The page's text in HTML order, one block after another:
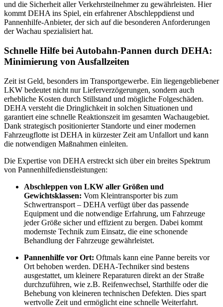
und die Sicherheit aller Verkehrsteilnehmer zu gewährleisten. Hier
kommt DEHA ins Spiel, ein erfahrener Abschleppdienst und
Pannenhilfe-Anbieter, der sich auf die besonderen Anforderungen
der Wachau spezialisiert hat.
Schnelle Hilfe bei Autobahn-Pannen durch DEHA:
Minimierung von Ausfallzeiten
Zeit ist Geld, besonders im Transportgewerbe. Ein liegengebliebener
LKW bedeutet nicht nur Lieferverzögerungen, sondern auch
erhebliche Kosten durch Stillstand und mögliche Folgeschäden.
DEHA versteht die Dringlichkeit in solchen Situationen und
garantiert eine schnelle Reaktionszeit im gesamten Wachaugebiet.
Dank strategisch positionierter Standorte und einer modernen
Fahrzeugflotte ist DEHA in kürzester Zeit am Unfallort und kann
die notwendigen Maßnahmen einleiten.
Die Expertise von DEHA erstreckt sich über ein breites Spektrum
von Pannenhilfedienstleistungen:
Abschleppen von LKW aller Größen und
Gewichtsklassen: Vom Kleintransporter bis zum
Schwertransport – DEHA verfügt über das passende
Equipment und die notwendige Erfahrung, um Fahrzeuge
jeder Größe sicher und effizient zu bergen. Dabei kommt
modernste Technik zum Einsatz, die eine schonende
Behandlung der Fahrzeuge gewährleistet.
Pannenhilfe vor Ort: Oftmals kann eine Panne bereits vor
Ort behoben werden. DEHA-Techniker sind bestens
ausgestattet, um kleinere Reparaturen direkt an der Straße
durchzuführen, wie z.B. Reifenwechsel, Starthilfe oder die
Behebung von kleineren technischen Defekten. Dies spart
wertvolle Zeit und ermöglicht eine schnelle Weiterfahrt.